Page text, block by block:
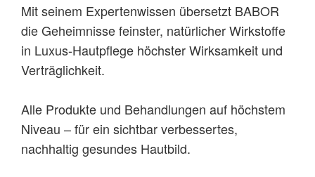
Mit seinem Expertenwissen übersetzt BABOR
die Geheimnisse feinster, natürlicher Wirkstoffe
in Luxus-Hautpflege höchster Wirksamkeit und
Verträglichkeit.
Alle Produkte und Behandlungen auf höchstem
Niveau – für ein sichtbar verbessertes,
nachhaltig gesundes Hautbild.